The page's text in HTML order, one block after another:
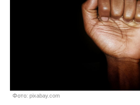
Фото: pixabay.com